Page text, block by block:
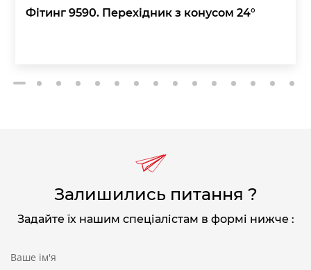
Фітинг 9590. Перехідник з конусом 24°
2 3 4 5 6 7 8 9 10 11 12 13 14 15
Залишились питання ?
Задайте їх нашим спеціалістам в формі нижче :
Ваше ім'я